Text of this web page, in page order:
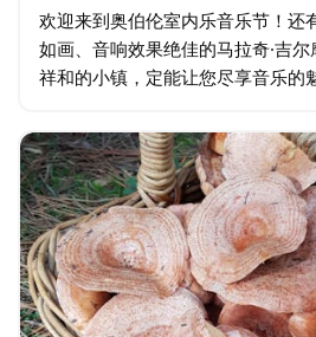
欢迎来到奥伯伦室内乐音乐节！还
如画、音响效果绝佳的马拉奇·吉
祥和的小镇，定能让您尽享音乐的
所，让您更深入地体验这座小镇的